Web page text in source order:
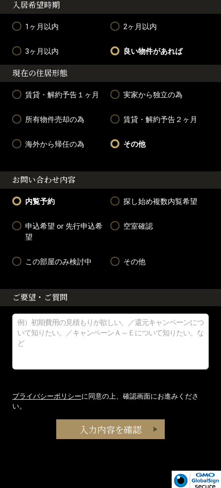
入居希望時期
1ヶ月以内 2ヶ月以内
3ヶ月以内 良い物件があれば
現在の住居形態
賃貸・解約予告１ヶ月 実家から独立の為
所有物件売却の為 賃貸・解約予告２ヶ月
海外から帰任の為 その他
お問い合わせ内容
内覧予約 探し始め複数内覧希望
申込希望 or 先行申込希
望
空室確認
この部屋のみ検討中 その他
ご要望・ご質問
プライバシーポリシーに同意の上、確認画面にお進みくださ
い。